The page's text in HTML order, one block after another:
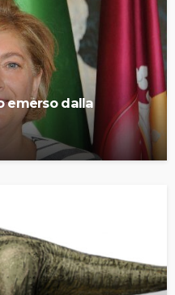
emerso dalla